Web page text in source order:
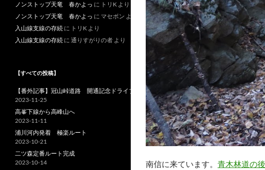
南信に来ています。 青木林道の後
ノンストップ天竜 春かよっ に トリK より
ノンストップ天竜 春かよっ に マセボン より
入山線支線の存続 に トリK より
入山線支線の存続 に 通りすがりの者 より
【すべての投稿】
【番外記事】冠山峠道路 開通記念ドライブ
2023-11-25
高峯下線から高峰山へ
2023-11-11
浦川河内発着 極楽ルート
2023-10-21
二ツ森定番ルート完成
2023-10-14